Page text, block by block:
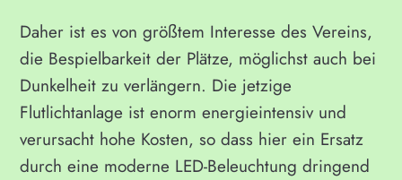
Daher ist es von größtem Interesse des Vereins,
die Bespielbarkeit der Plätze, möglichst auch bei
Dunkelheit zu verlängern. Die jetzige
Flutlichtanlage ist enorm energieintensiv und
verursacht hohe Kosten, so dass hier ein Ersatz
durch eine moderne LED-Beleuchtung dringend